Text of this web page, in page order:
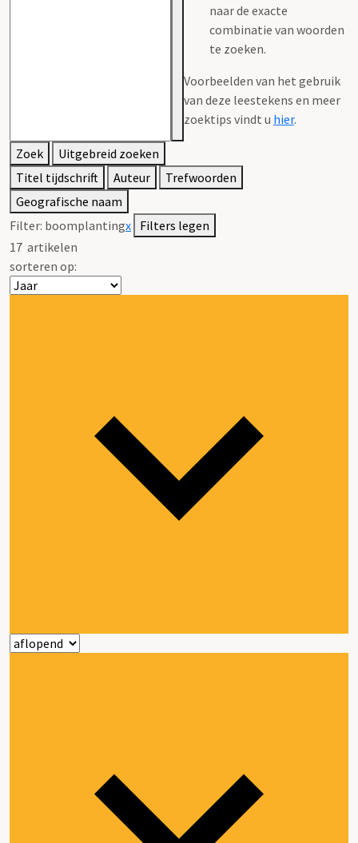
naar de exacte
combinatie van woorden
te zoeken.
Voorbeelden van het gebruik
van deze leestekens en meer
zoektips vindt u hier.
Zoek
Uitgebreid zoeken
Titel tijdschrift
Auteur
Trefwoorden
Geografische naam
Filter: boomplantingx Filters legen
17 artikelen
sorteren op: